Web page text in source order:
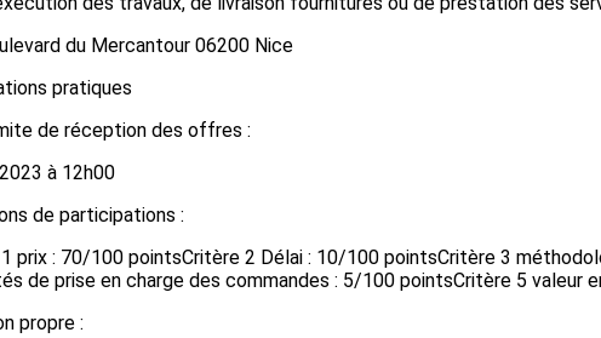
du Mercantour 06200 Nice
pratiques
de réception des offres :
à 12h00
de participations :
prix : 70/100 pointsCritère 2 Délai : 10/100 pointsCritère 3
de prise en charge des commandes : 5/100 pointsCritère 5 valeur
propre :